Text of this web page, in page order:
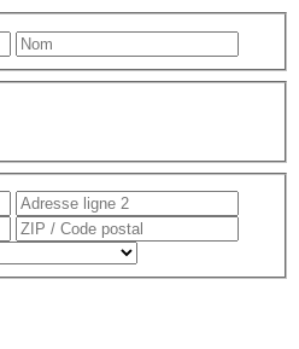
Prénom
Adresse
postale
Ville